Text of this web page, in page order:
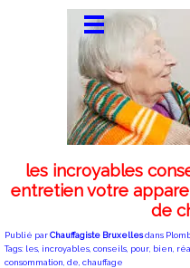
les incroyables
entretien votre
de
Publié parChauffagiste Bruxellesdans
Tags: les incroyables conseils pour bien
consommation de chauffage